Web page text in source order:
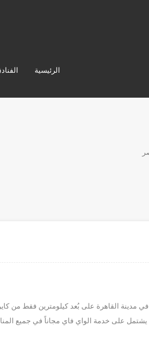
الرئيسية
مدينة القاهرة على بُعد كيلومترين فقط من
على خدمة الواي فاي مجاناً في جميع